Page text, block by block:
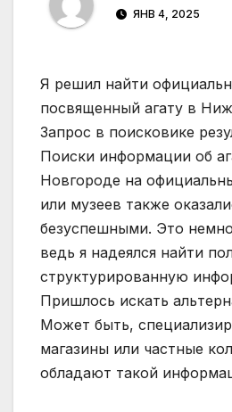
ЯНВ 4, 2025
Я решил найти
посвященный агату в
Запрос в поисковике
Поиски информации об
Новгороде на
или музеев также
безуспешными. Это
ведь я надеялся найти
структурированную
Пришлось искать
Может быть,
магазины или частные
обладают такой